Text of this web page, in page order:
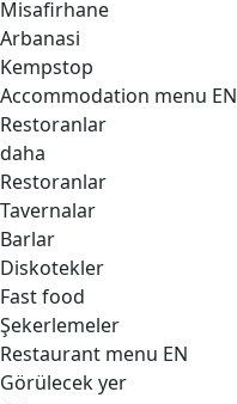
Misafirhane
Arbanasi
Kempstop
Accommodation menu EN
Restoranlar
daha
Restoranlar
Tavernalar
Barlar
Diskotekler
Fast food
Şekerlemeler
Restaurant menu EN
Görülecek yer